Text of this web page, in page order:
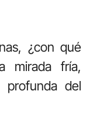
¿con qué
mirada fría,
del